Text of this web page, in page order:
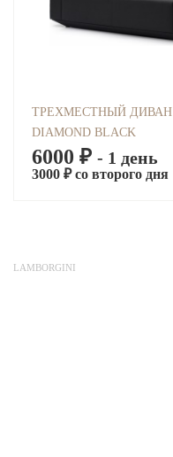
ТРЕХМЕСТНЫЙ ДИВАН
DIAMOND BLACK
6000 ₽ - 1 день
3000 ₽ со второго дня
LAMBORGINI